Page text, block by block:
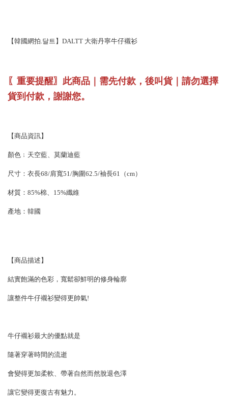
【韓國網拍.달트】DALTT 大衛丹寧牛仔襯衫
〖重要提醒〗此商品｜需先付款，後叫貨｜請勿選擇
貨到付款，謝謝您。
【商品資訊】
顏色﹔天空藍、莫蘭迪藍
尺寸：衣長68/肩寬51/胸圍62.5/袖長61（cm）
材質：85%棉、15%纖維
產地：韓國
【商品描述】
結實飽滿的色彩，寬鬆卻鮮明的修身輪廓
讓整件牛仔襯衫變得更帥氣!
牛仔襯衫最大的優點就是
隨著穿著時間的流逝
會變得更加柔軟、帶著自然而然脫退色澤
讓它變得更復古有魅力。